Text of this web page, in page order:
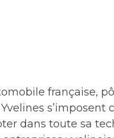
française,
dans toute sa